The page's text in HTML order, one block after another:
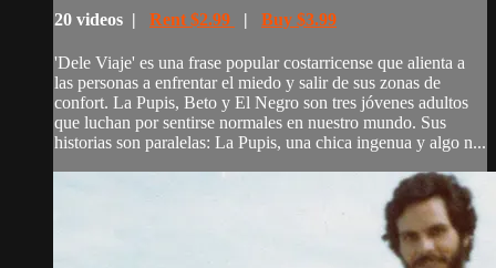
20 videos | Rent $2.99 | Buy $3.99
'Dele Viaje' es una frase popular costarricense que alienta a
las personas a enfrentar el miedo y salir de sus zonas de
confort. La Pupis, Beto y El Negro son tres jóvenes adultos
que luchan por sentirse normales en nuestro mundo. Sus
historias son paralelas: La Pupis, una chica ingenua y algo n...